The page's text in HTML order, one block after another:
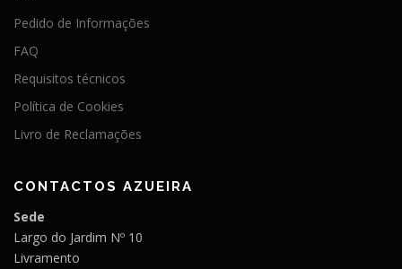
Pedido de Informações
FAQ
Requisitos técnicos
Política de Cookies
Livro de Reclamações
CONTACTOS AZUEIRA
Sede
Largo do Jardim Nº 10
Livramento